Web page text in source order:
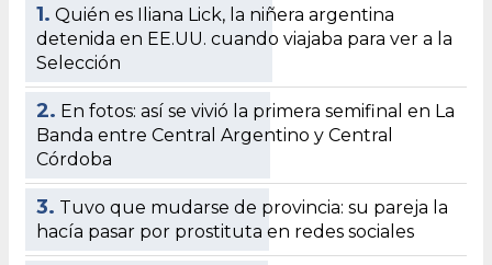
1. Quién es Iliana Lick, la niñera argentina
detenida en EE.UU. cuando viajaba para ver a la
Selección
2. En fotos: así se vivió la primera semifinal en La
Banda entre Central Argentino y Central
Córdoba
3. Tuvo que mudarse de provincia: su pareja la
hacía pasar por prostituta en redes sociales